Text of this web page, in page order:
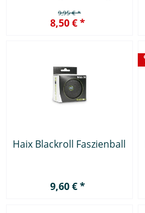
9,95 € *
8,50 € *
Haix Blackroll Faszienball
9,60 € *